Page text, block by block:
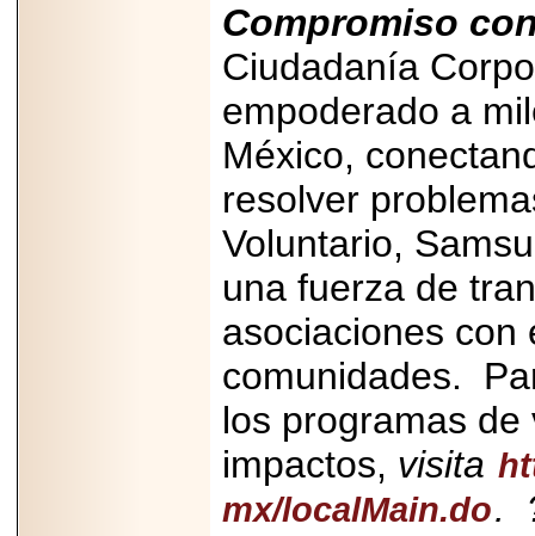
Compromiso
Ciudadanía
empoderado a
México,
resolver
Voluntario,
una fuerza de
asociaciones con
comunidades.
los programas
impactos, visita
mx/localMain.do.